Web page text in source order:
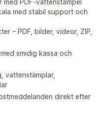
PDF-vattenstämpel
med stabil support och
– PDF, bilder, videor, ZIP,
smidig kassa och
vattenstämplar,
direkt efter